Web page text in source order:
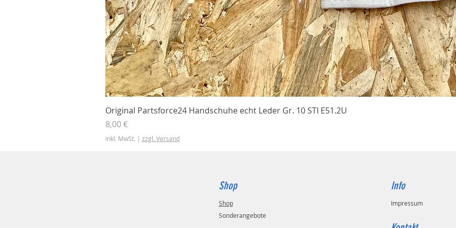
Schnellansicht
Original Partsforce24 Handschuhe echt Leder Gr. 10 STI E51.2U
Preis
8,00 €
inkl. MwSt. | zzgl. Versand
Shop
Shop
Sonderangebote
Info
Impressum